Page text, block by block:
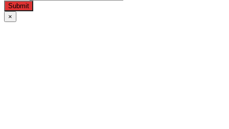
Submit
×